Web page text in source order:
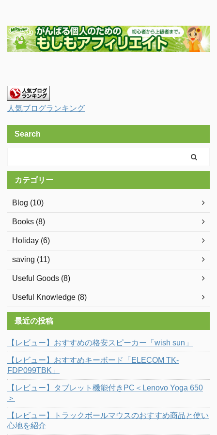
人気ブログランキング
Search
カテゴリー
Blog (10)
Books (8)
Holiday (6)
saving (11)
Useful Goods (8)
Useful Knowledge (8)
最近の投稿
【レビュー】おすすめの格安スピーカー「wish sun」
【レビュー】おすすめキーボード「ELECOM TK-
FDP099TBK」
【レビュー】タブレット機能付きPC＜Lenovo Yoga 650
＞
【レビュー】トラックボールマウスのおすすめ商品と使い
心地を紹介